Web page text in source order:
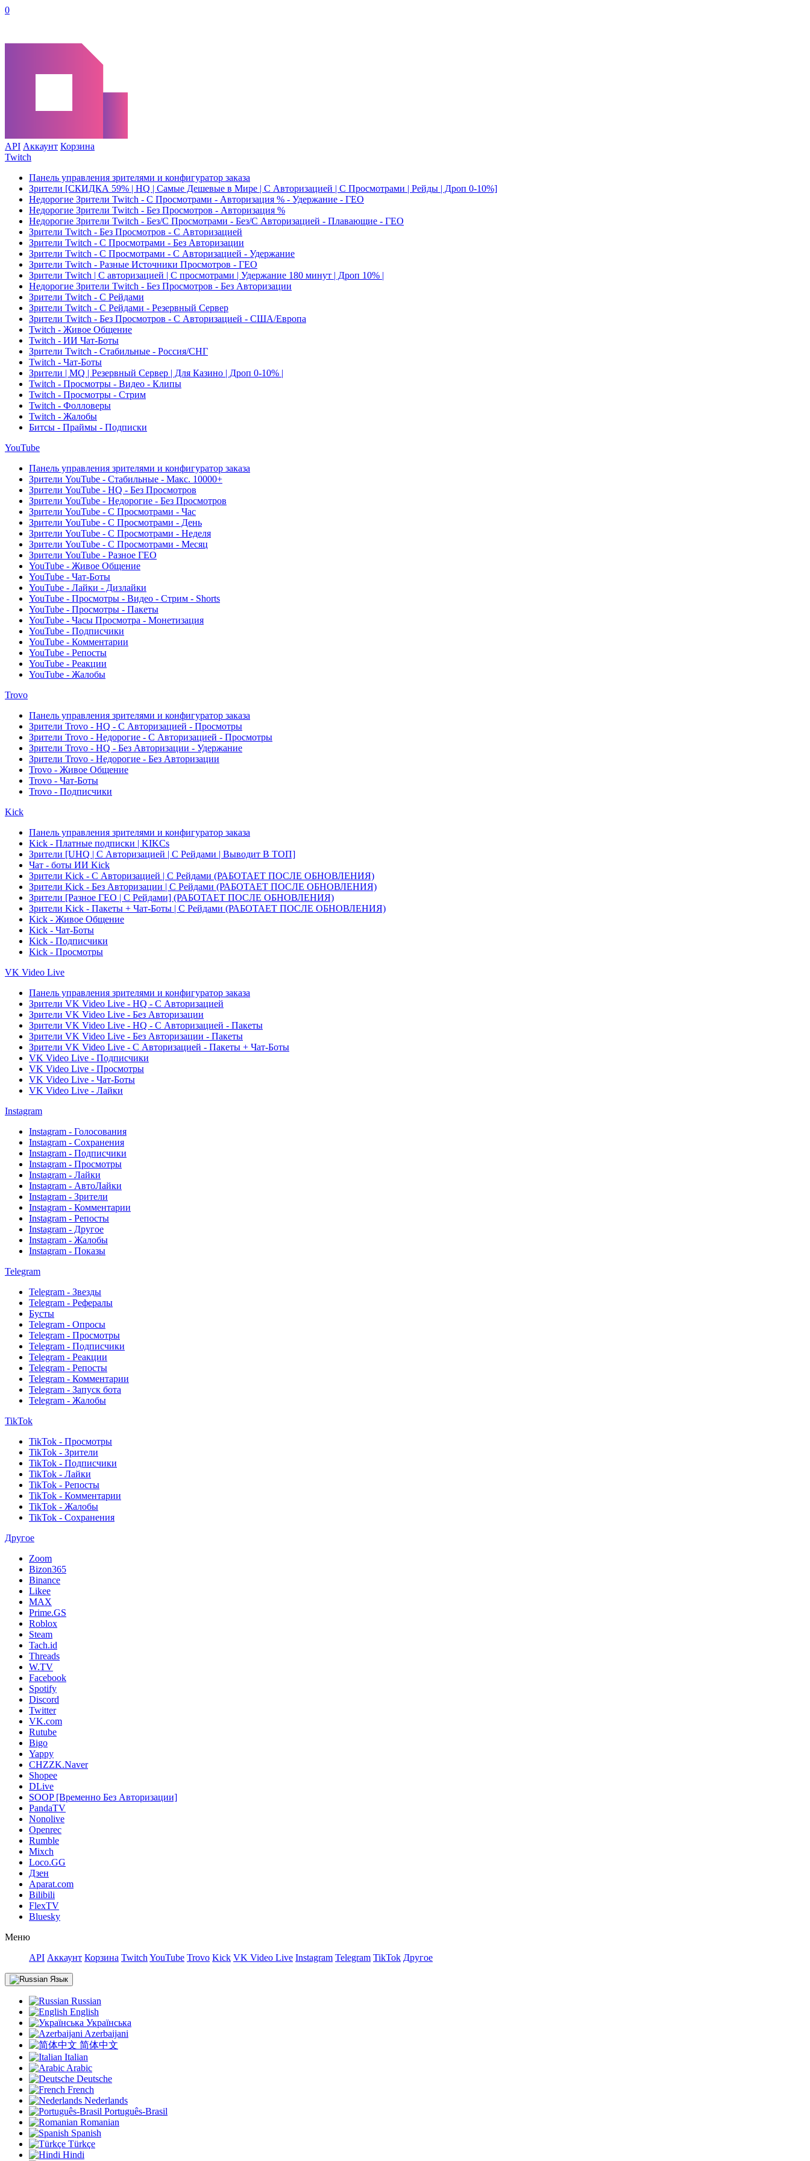
0
API Аккаунт Корзина
Twitch
Панель управления зрителями и конфигуратор заказа
Зрители [СКИДКА 59% | HQ | Самые Дешевые в Мире | С Авторизацией | С Просмотрами | Рейды | Дроп 0-10%]
Недорогие Зрители Twitch - С Просмотрами - Авторизация % - Удержание - ГЕО
Недорогие Зрители Twitch - Без Просмотров - Авторизация %
Недорогие Зрители Twitch - Без/С Просмотрами - Без/С Авторизацией - Плавающие - ГЕО
Зрители Twitch - Без Просмотров - С Авторизацией
Зрители Twitch - С Просмотрами - Без Авторизации
Зрители Twitch - С Просмотрами - С Авторизацией - Удержание
Зрители Twitch - Разные Источники Просмотров - ГЕО
Зрители Twitch | С авторизацией | С просмотрами | Удержание 180 минут | Дроп 10% |
Недорогие Зрители Twitch - Без Просмотров - Без Авторизации
Зрители Twitch - С Рейдами
Зрители Twitch - С Рейдами - Резервный Сервер
Зрители Twitch - Без Просмотров - С Авторизацией - США/Европа
Twitch - Живое Общение
Twitch - ИИ Чат-Боты
Зрители Twitch - Стабильные - Россия/СНГ
Twitch - Чат-Боты
Зрители | MQ | Резервный Сервер | Для Казино | Дроп 0-10% |
Twitch - Просмотры - Видео - Клипы
Twitch - Просмотры - Стрим
Twitch - Фолловеры
Twitch - Жалобы
Битсы - Праймы - Подписки
YouTube
Панель управления зрителями и конфигуратор заказа
Зрители YouTube - Стабильные - Макс. 10000+
Зрители YouTube - HQ - Без Просмотров
Зрители YouTube - Недорогие - Без Просмотров
Зрители YouTube - С Просмотрами - Час
Зрители YouTube - С Просмотрами - День
Зрители YouTube - С Просмотрами - Неделя
Зрители YouTube - С Просмотрами - Месяц
Зрители YouTube - Разное ГЕО
YouTube - Живое Общение
YouTube - Чат-Боты
YouTube - Лайки - Дизлайки
YouTube - Просмотры - Видео - Стрим - Shorts
YouTube - Просмотры - Пакеты
YouTube - Часы Просмотра - Монетизация
YouTube - Подписчики
YouTube - Комментарии
YouTube - Репосты
YouTube - Реакции
YouTube - Жалобы
Trovo
Панель управления зрителями и конфигуратор заказа
Зрители Trovo - HQ - С Авторизацией - Просмотры
Зрители Trovo - Недорогие - С Авторизацией - Просмотры
Зрители Trovo - HQ - Без Авторизации - Удержание
Зрители Trovo - Недорогие - Без Авторизации
Trovo - Живое Общение
Trovo - Чат-Боты
Trovo - Подписчики
Kick
Панель управления зрителями и конфигуратор заказа
Kick - Платные подписки | KIKCs
Зрители [UHQ | С Авторизацией | С Рейдами | Выводит В ТОП]
Чат - боты ИИ Kick
Зрители Kick - С Авторизацией | С Рейдами (РАБОТАЕТ ПОСЛЕ ОБНОВЛЕНИЯ)
Зрители Kick - Без Авторизации | С Рейдами (РАБОТАЕТ ПОСЛЕ ОБНОВЛЕНИЯ)
Зрители [Разное ГЕО | С Рейдами] (РАБОТАЕТ ПОСЛЕ ОБНОВЛЕНИЯ)
Зрители Kick - Пакеты + Чат-Боты | С Рейдами (РАБОТАЕТ ПОСЛЕ ОБНОВЛЕНИЯ)
Kick - Живое Общение
Kick - Чат-Боты
Kick - Подписчики
Kick - Просмотры
VK Video Live
Панель управления зрителями и конфигуратор заказа
Зрители VK Video Live - HQ - С Авторизацией
Зрители VK Video Live - Без Авторизации
Зрители VK Video Live - HQ - С Авторизацией - Пакеты
Зрители VK Video Live - Без Авторизации - Пакеты
Зрители VK Video Live - С Авторизацией - Пакеты + Чат-Боты
VK Video Live - Подписчики
VK Video Live - Просмотры
VK Video Live - Чат-Боты
VK Video Live - Лайки
Instagram
Instagram - Голосования
Instagram - Сохранения
Instagram - Подписчики
Instagram - Просмотры
Instagram - Лайки
Instagram - АвтоЛайки
Instagram - Зрители
Instagram - Комментарии
Instagram - Репосты
Instagram - Другое
Instagram - Жалобы
Instagram - Показы
Telegram
Telegram - Звезды
Telegram - Рефералы
Бусты
Telegram - Опросы
Telegram - Просмотры
Telegram - Подписчики
Telegram - Реакции
Telegram - Репосты
Telegram - Комментарии
Telegram - Запуск бота
Telegram - Жалобы
TikTok
TikTok - Просмотры
TikTok - Зрители
TikTok - Подписчики
TikTok - Лайки
TikTok - Репосты
TikTok - Комментарии
TikTok - Жалобы
TikTok - Сохранения
Другое
Zoom
Bizon365
Binance
Likee
MAX
Prime.GS
Roblox
Steam
Tach.id
Threads
W.TV
Facebook
Spotify
Discord
Twitter
VK.com
Rutube
Bigo
Yappy
CHZZK.Naver
Shopee
DLive
SOOP [Временно Без Авторизации]
PandaTV
Nonolive
Openrec
Rumble
Mixch
Loco.GG
Дзен
Aparat.com
Bilibili
FlexTV
Bluesky
Меню
API Аккаунт Корзина Twitch YouTube Trovo Kick VK Video Live Instagram Telegram TikTok Другое
Язык
Russian
English
Українська
Azerbaijani
简体中文
Italian
Arabic
Deutsche
French
Nederlands
Português-Brasil
Romanian
Spanish
Türkçe
Hindi